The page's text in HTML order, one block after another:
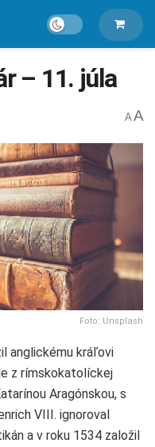
– 11. júla
A A
Foto: Unsplash
anglickému kráľovi
z rímskokatolíckej
Aragónskou, s
VIII. ignoroval
a v roku 1534 založil